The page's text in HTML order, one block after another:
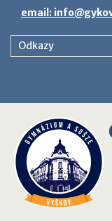
content
email:
Odkazy